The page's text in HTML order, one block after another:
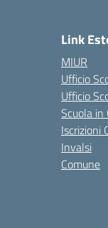
Link
MIUR
Ufficio
Ufficio
Scuola in
Iscrizioni
Invalsi
Comune